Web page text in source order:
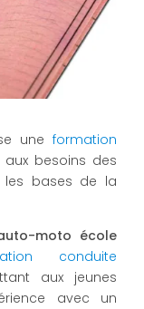
uneformation
besoins des
les bases de la
moto école
conduite
aux jeunes
avec un